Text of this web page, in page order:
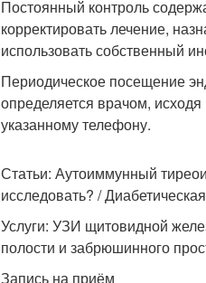
Постоянный контроль
корректировать лечение,
использовать собственный
Периодическое посещение
определяется врачом,
указанному телефону.
Статьи: Аутоиммунный
исследовать? /
Услуги: УЗИ щитовидной
полости и забрюшинного
Запись на приём